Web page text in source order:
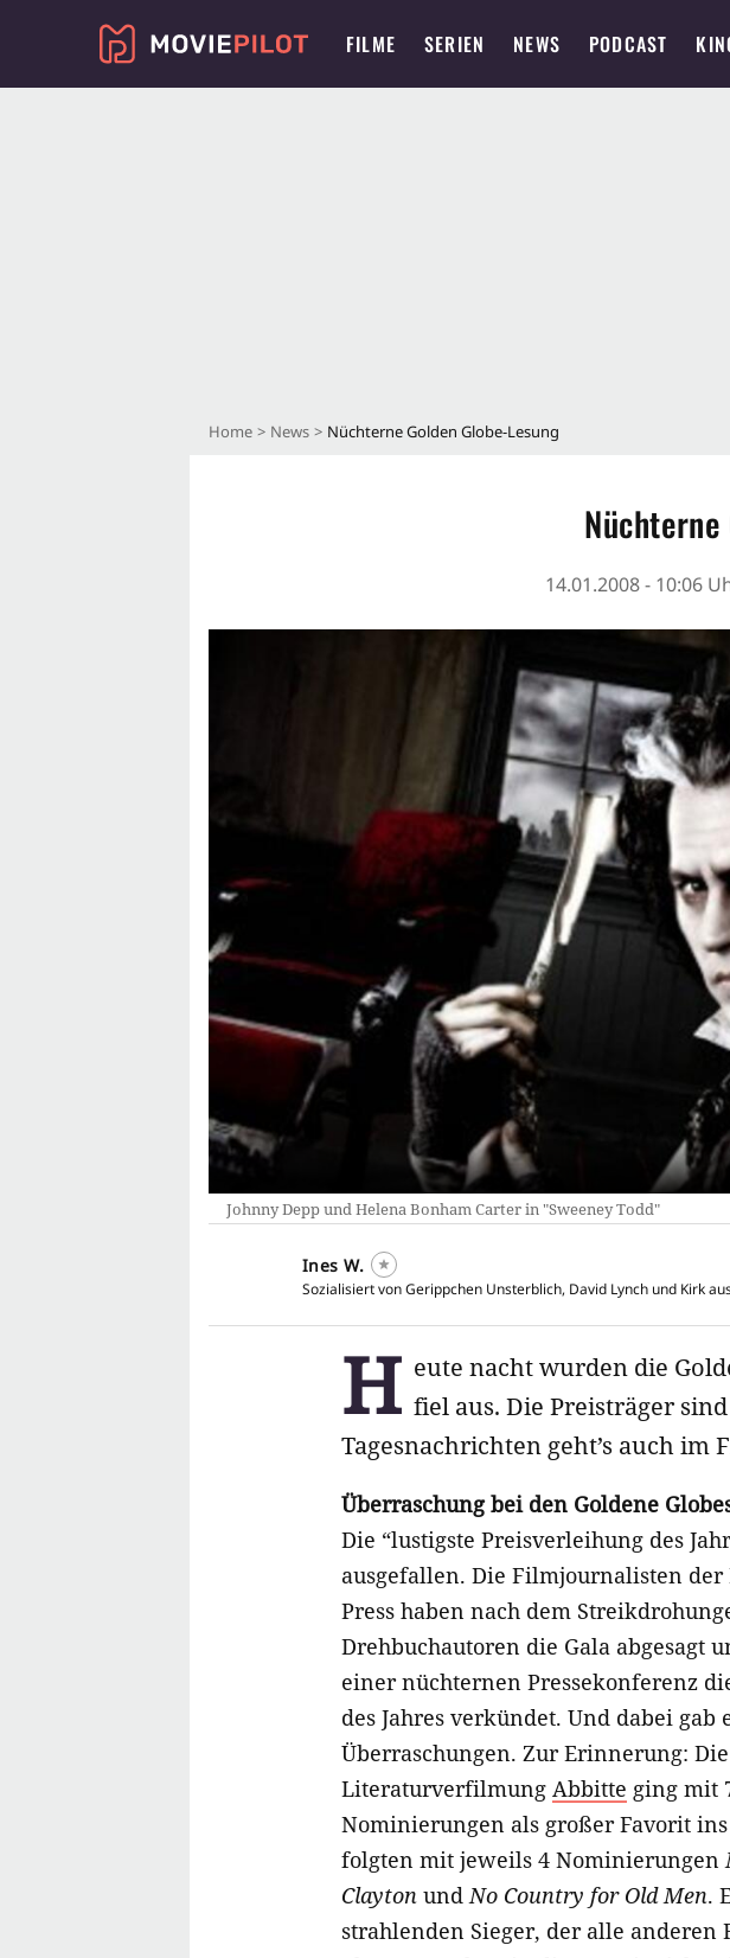
FILME SERIEN NEWS PODCAST
Home News Nüchterne Golden Globe-Lesung
14.01.2008 - 10:06
Johnny Depp und Helena Bonham Carter in "Sweeney Todd"
Ines W.
Sozialisiert von Gerippchen Unsterblich, David Lynch und Kirk
H eute nacht wurden die
fiel aus. Die Preisträger
Tagesnachrichten geht’s auch im
Überraschung bei den Goldene
Die “lustigste Preisverleihung des
ausgefallen. Die Filmjournalisten
Press haben nach dem
Drehbuchautoren die Gala abgesagt
einer nüchternen Pressekonferenz
des Jahres verkündet. Und dabei gab
Überraschungen. Zur Erinnerung:
Literaturverfilmung Abbitte ging mit
Nominierungen als großer Favorit ins
folgten mit jeweils 4 Nominierungen
Clayton undNo Country for Old Men.
strahlenden Sieger, der alle anderen